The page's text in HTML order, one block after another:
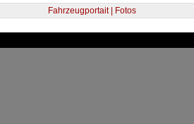
Fahrzeugportait | Fotos